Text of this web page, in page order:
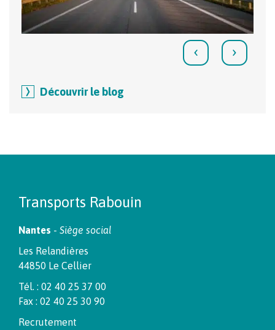
‹ ›
Découvrir le blog
Transports Rabouin
Nantes - Siège social
Les Relandières
44850 Le Cellier
Tél. : 02 40 25 37 00
Fax : 02 40 25 30 90
Recrutement